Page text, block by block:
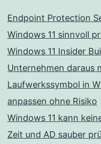
Endpoint Protection
Windows 11 sinnvoll
Windows 11 Insider
Unternehmen daraus
Laufwerkssymbol in
anpassen ohne Risiko
Windows 11 kann
Zeit und AD sauber